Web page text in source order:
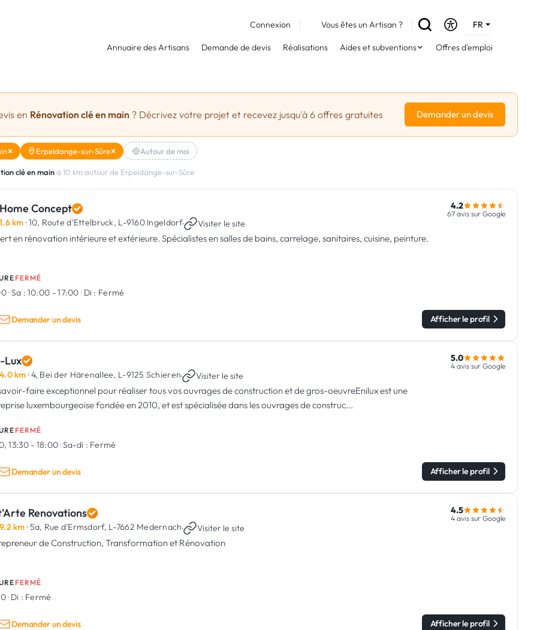
Connexion Vous êtes un Artisan ?
FR
Annuaire des Artisans Demande de devis Réalisations Aides et subventions Offres d'emploi
en Rénovation clé en main ? Décrivez votre projet et recevez jusqu'à 6 offres gratuites Demander un devis
Erpeldange-sur-Sûre Autour de moi
clé en mainà 10 km autour de Erpeldange-sur-Sûre
Concept
1.6 km · 10, Route d'Ettelbruck, L-9160 Ingeldorf· Visiter le site
en rénovation intérieure et extérieure. Spécialistes en salles de bains, carrelage, sanitaires, cuisine, peinture.
4.2
67 avis sur Google
FERMÉ
·Sa : 10:00 - 17:00· Di : Fermé
Demander un devis Afficher le profil
Lux
4.0 km · 4, Bei der Härenallee, L-9125 Schieren· Visiter le site
faire exceptionnel pour réaliser tous vos ouvrages de construction et de gros-oeuvreEnilux est une
luxembourgeoise fondée en 2010, et est spécialisée dans les ouvrages de construc...
5.0
4 avis sur Google
FERMÉ
13:30 - 18:00·Sa-di : Fermé
Demander un devis Afficher le profil
Renovations
9.2 km · 5a, Rue d'Ermsdorf, L-7662 Medernach· Visiter le site
de Construction, Transformation et Rénovation
4.5
4 avis sur Google
FERMÉ
· Di : Fermé
Demander un devis Afficher le profil